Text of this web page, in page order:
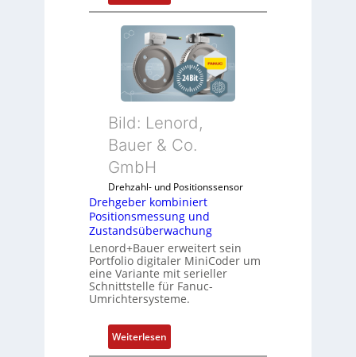
D
r
e
h
g
e
e
m
b
i
i
e
r
P
o
Bild: Lenord,
Bauer & Co.
GmbH
Drehzahl- und Positionssensor
Drehgeber kombiniert
Positionsmessung und
Zustandsüberwachung
Lenord+Bauer erweitert sein
Portfolio digitaler MiniCoder um
eine Variante mit serieller
Schnittstelle für Fanuc-
Umrichtersysteme.
Weiterlesen:
D